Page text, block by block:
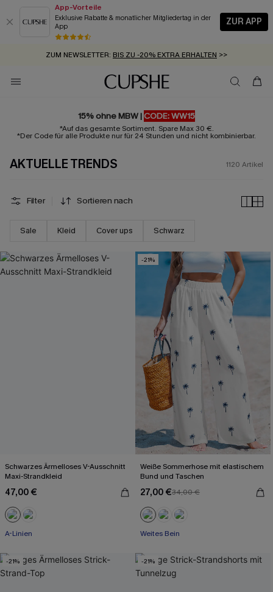
App-Vorteile
Exklusive Rabatte & monatlicher Mitgliedertag in der
App
ZUR APP
GRATIS MASSBAND MIT JEDEM SCHNELLVERSAND-ARTIKEL >>
SUMMER SALE:
ZUM NEWSLETTER: BIS ZU -20% EXTRA ERHALTEN >>
KOSTENLOSER VERSAND AB 89 €
15% ohne MBW |CODE: WW15
*Auf das gesamte Sortiment. Spare Max 30 €.
*Der Code für alle Produkte nur für 24 Stunden und nicht kombinierbar.
AKTUELLE TRENDS 1120 Artikel
Filter Sortieren nach
Sale Kleid Cover ups Schwarz
Schwarzes Ärmelloses V-Ausschnitt
Maxi-Strandkleid
47,00 €
A-Linien
-21%
Weiße Sommerhose mit elastischem
Bund und Taschen
27,00 €34,00 €
Weites Bein
-21% -21%